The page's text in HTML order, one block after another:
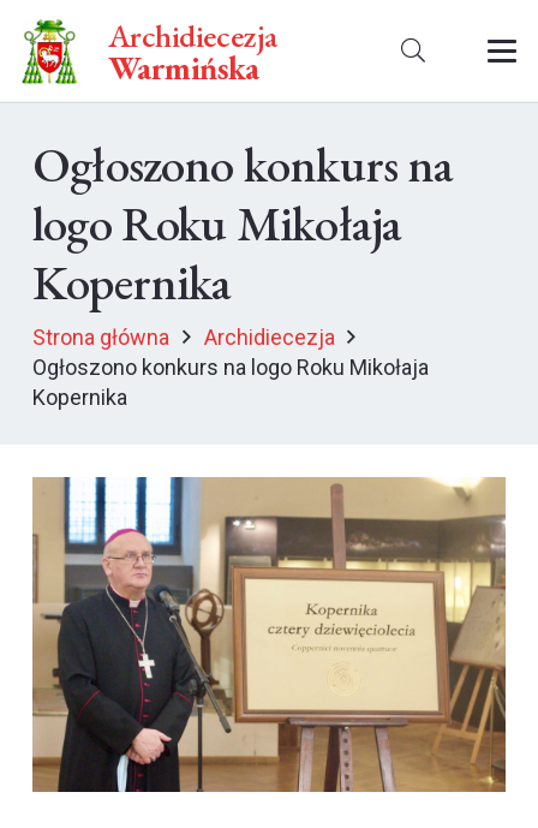
Archidiecezja
Warmińska
Ogłoszono konkurs na
logo Roku Mikołaja
Kopernika
Strona główna
Archidiecezja
Ogłoszono konkurs na logo Roku Mikołaja
Kopernika